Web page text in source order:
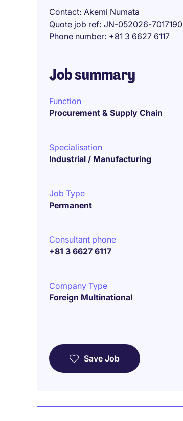
Contact Akemi Numata
Quote job ref JN-052026-7017190
Phone number +81 3 6627 6117
Job summary
Function
Procurement & Supply Chain
Specialisation
Industrial / Manufacturing
Job Type
Permanent
Consultant phone
+81 3 6627 6117
Company Type
Foreign Multinational
Save Job